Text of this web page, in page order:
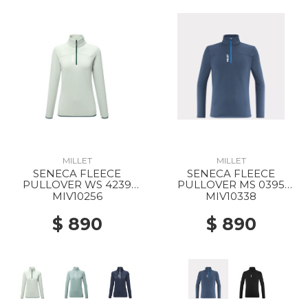
MILLET
SENECA FLEECE
PULLOVER WS 4239
SEAWEED
MIV10256
$ 890
MILLET
SENECA FLEECE
PULLOVER MS 0395
DARK DENIM
MIV10338
$ 890